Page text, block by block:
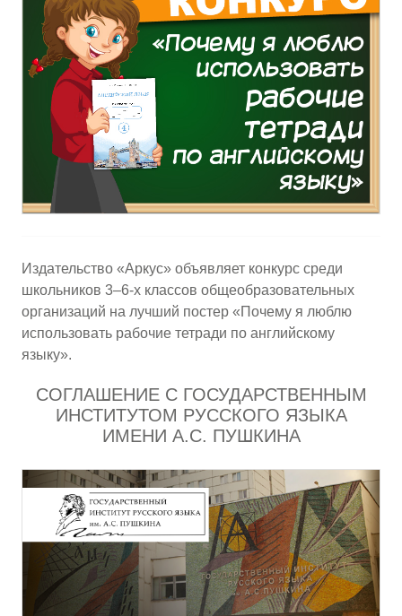
Издательство «Аркус» объявляет конкурс среди
школьников 3–6-х классов общеобразовательных
организаций на лучший постер «Почему я люблю
использовать рабочие тетради по английскому
языку».
СОГЛАШЕНИЕ С ГОСУДАРСТВЕННЫМ
ИНСТИТУТОМ РУССКОГО ЯЗЫКА
ИМЕНИ А.С. ПУШКИНА